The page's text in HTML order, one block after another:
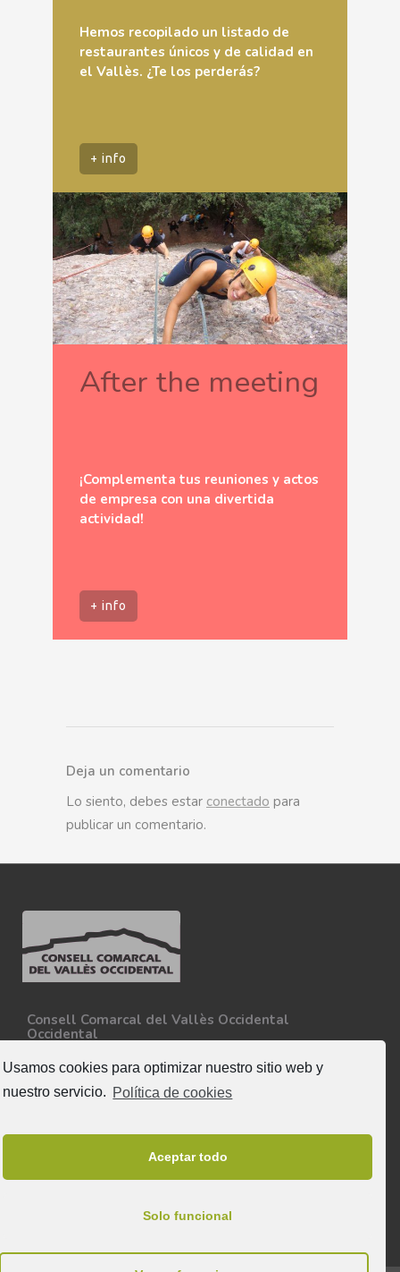
Usamos cookies para optimizar nuestro sitio web y
nuestro servicio. Política de cookies
Aceptar todo
Solo funcional
Hemos recopilado un listado de
restaurantes únicos y de calidad en
el Vallès. ¿Te los perderás?
+ info
After the meeting
¡Complementa tus reuniones y actos
de empresa con una divertida
actividad!
+ info
Deja un comentario
Lo siento, debes estar conectado para
publicar un comentario.
Consell Comarcal del Vallès Occidental
Occidental
08227 - Terrassa
Tel. 93 727 35 34